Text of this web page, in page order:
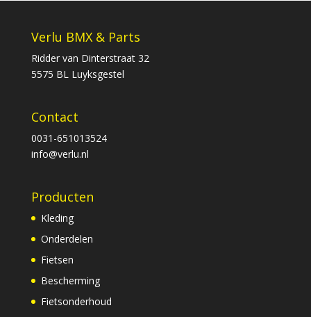
Verlu BMX & Parts
Ridder van Dinterstraat 32
5575 BL Luyksgestel
Contact
0031-651013524
info@verlu.nl
Producten
Kleding
Onderdelen
Fietsen
Bescherming
Fietsonderhoud